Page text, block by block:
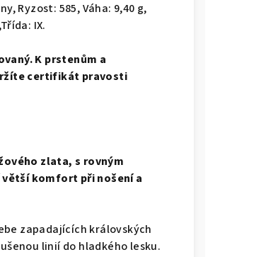
Ryzost: 585, Váha: 9,40 g,
IX.
K prstenům a
certifikát pravosti
zlata, s rovným
komfort při nošení a
zapadajících královských
linií do hladkého lesku.